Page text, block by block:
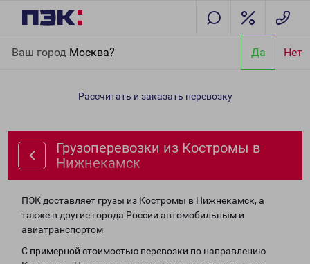
Ваш город Москва? Да Нет
Нижнекамск
Рассчитать и заказать перевозку
Грузоперевозки из Костромы в
Нижнекамск
ПЭК доставляет грузы из Костромы в Нижнекамск, а
также в другие города России автомобильным и
авиатранспортом.
С примерной стоимостью перевозки по направлению